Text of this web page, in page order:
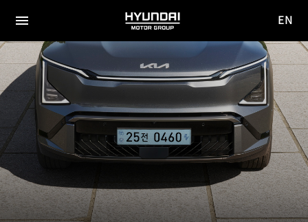
전체
메뉴
HYUNDAI
MOTOR
GROUP
사이
이동
EN